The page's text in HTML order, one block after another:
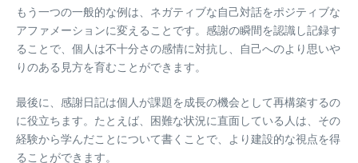
もう一つの一般的な例は、ネガティブな自己対話をポジティブな
アファメーションに変えることです。感謝の瞬間を認識し記録す
ることで、個人は不十分さの感情に対抗し、自己へのより思いや
りのある見方を育むことができます。
最後に、感謝日記は個人が課題を成長の機会として再構築するの
に役立ちます。たとえば、困難な状況に直面している人は、その
経験から学んだことについて書くことで、より建設的な視点を得
ることができます。